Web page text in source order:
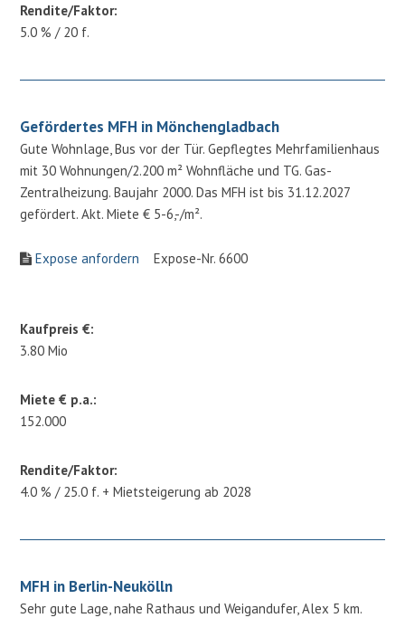
Rendite/Faktor:
5.0 % / 20 f.
Gefördertes MFH in Mönchengladbach
Gute Wohnlage, Bus vor der Tür. Gepflegtes Mehrfamilienhaus
mit 30 Wohnungen/2.200 m² Wohnfläche und TG. Gas-
Zentralheizung. Baujahr 2000. Das MFH ist bis 31.12.2027
gefördert. Akt. Miete € 5-6,-/m².
Expose anfordern Expose-Nr. 6600
Kaufpreis €:
3.80 Mio
Miete € p.a.:
152.000
Rendite/Faktor:
4.0 % / 25.0 f. + Mietsteigerung ab 2028
MFH in Berlin-Neukölln
Sehr gute Lage, nahe Rathaus und Weigandufer, Alex 5 km.